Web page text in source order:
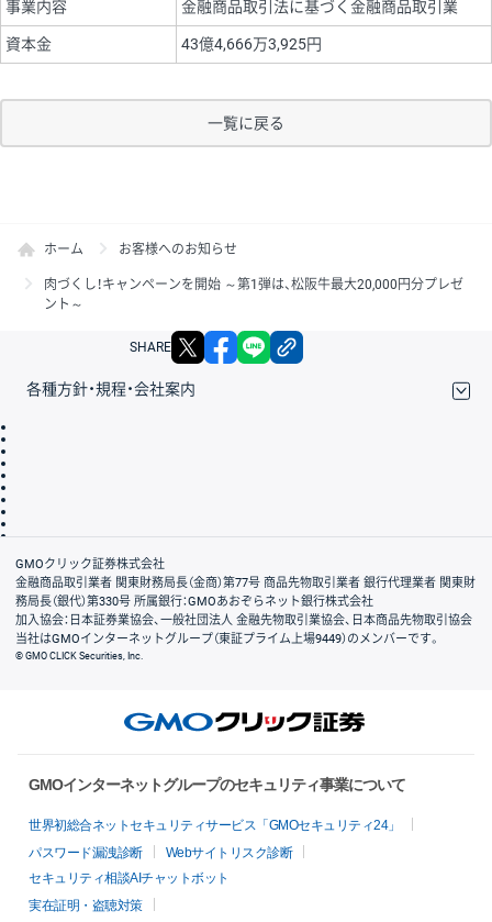
事業内容 金融商品取引法に基づく金融商品取引業
資本金 43億4,666万3,925円
一覧に戻る
ホーム お客様へのお知らせ
肉づくし！キャンペーンを開始 ～第1弾は、松阪牛最大20,000円分プレゼ
ント～
SHARE X facebook
各種方針・規程・会社案内
会社案内
GMOクリック証券株式会社
金融商品取引業者 関東財務局長（金商）第77号 商品先物取引業者 銀行代理業者 関東財
務局長（銀代）第330号 所属銀行：GMOあおぞらネット銀行株式会社
加入協会：日本証券業協会、一般社団法人 金融先物取引業協会、日本商品先物取引協会
当社はGMOインターネットグループ（東証プライム上場9449）のメンバーです。
© GMO CLICK Securities, Inc.
GMOインターネットグループのセキュリティ事業について
世界初総合ネットセキュリティサービス「GMOセキュリティ24」
パスワード漏洩診断
Webサイトリスク診断
セキュリティ相談AIチャットボット
実在証明・盗聴対策